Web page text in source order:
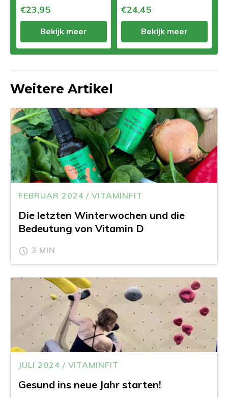
€23,95
Bekijk meer
€24,45
Bekijk meer
Weitere Artikel
FEBRUAR 2024 / VITAMINFIT
Die letzten Winterwochen und die
Bedeutung von Vitamin D
3 MIN
JULI 2024 / VITAMINFIT
Gesund ins neue Jahr starten!